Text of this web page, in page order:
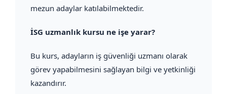
mezun adaylar katılabilmektedir.
İSG uzmanlık kursu ne işe yarar?
Bu kurs, adayların iş güvenliği uzmanı olarak
görev yapabilmesini sağlayan bilgi ve yetkinliği
kazandırır.